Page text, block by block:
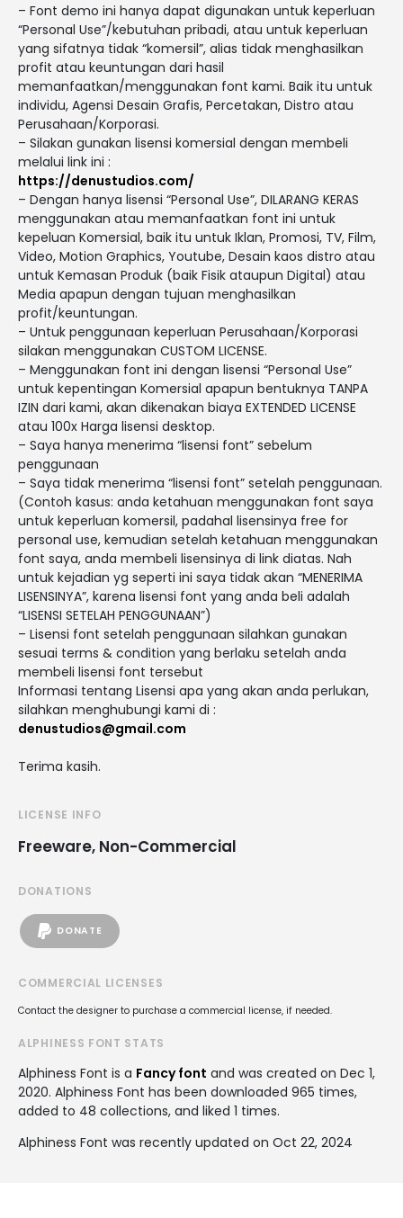
– Font demo ini hanya dapat digunakan untuk keperluan
“Personal Use”/kebutuhan pribadi, atau untuk keperluan
yang sifatnya tidak “komersil”, alias tidak menghasilkan
profit atau keuntungan dari hasil
memanfaatkan/menggunakan font kami. Baik itu untuk
individu, Agensi Desain Grafis, Percetakan, Distro atau
Perusahaan/Korporasi.
– Silakan gunakan lisensi komersial dengan membeli
melalui link ini :
https://denustudios.com/
– Dengan hanya lisensi “Personal Use”, DILARANG KERAS
menggunakan atau memanfaatkan font ini untuk
kepeluan Komersial, baik itu untuk Iklan, Promosi, TV, Film,
Video, Motion Graphics, Youtube, Desain kaos distro atau
untuk Kemasan Produk (baik Fisik ataupun Digital) atau
Media apapun dengan tujuan menghasilkan
profit/keuntungan.
– Untuk penggunaan keperluan Perusahaan/Korporasi
silakan menggunakan CUSTOM LICENSE.
– Menggunakan font ini dengan lisensi “Personal Use”
untuk kepentingan Komersial apapun bentuknya TANPA
IZIN dari kami, akan dikenakan biaya EXTENDED LICENSE
atau 100x Harga lisensi desktop.
– Saya hanya menerima “lisensi font” sebelum
penggunaan
– Saya tidak menerima “lisensi font” setelah penggunaan.
(Contoh kasus: anda ketahuan menggunakan font saya
untuk keperluan komersil, padahal lisensinya free for
personal use, kemudian setelah ketahuan menggunakan
font saya, anda membeli lisensinya di link diatas. Nah
untuk kejadian yg seperti ini saya tidak akan “MENERIMA
LISENSINYA”, karena lisensi font yang anda beli adalah
“LISENSI SETELAH PENGGUNAAN”)
– Lisensi font setelah penggunaan silahkan gunakan
sesuai terms & condition yang berlaku setelah anda
membeli lisensi font tersebut
Informasi tentang Lisensi apa yang akan anda perlukan,
silahkan menghubungi kami di :
denustudios@gmail.com
Terima kasih.
LICENSE INFO
Freeware, Non-Commercial
DONATIONS
DONATE
COMMERCIAL LICENSES
Contact the designer to purchase a commercial license, if needed.
ALPHINESS FONT STATS
Alphiness Font is a Fancy font and was created on Dec 1,
2020. Alphiness Font has been downloaded 965 times,
added to 48 collections, and liked 1 times.
Alphiness Font was recently updated on Oct 22, 2024